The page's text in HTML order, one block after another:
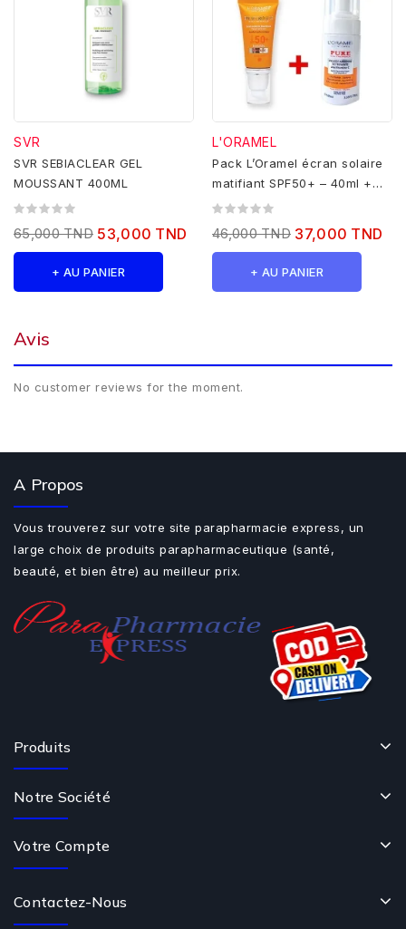
SVR
SVR SEBIACLEAR GEL
MOUSSANT 400ML
65,000 TND 53,000 TND
+ AU PANIER
L'ORAMEL
Pack L’Oramel écran solaire
matifiant SPF50+ – 40ml +
Mousse nettoyante...
46,000 TND 37,000 TND
+ AU PANIER
Avis
No customer reviews for the moment.
A Propos
Vous trouverez sur votre site parapharmacie express, un
large choix de produits parapharmaceutique (santé,
beauté, et bien être) au meilleur prix.
Produits
Notre Société
Votre Compte
Contactez-Nous